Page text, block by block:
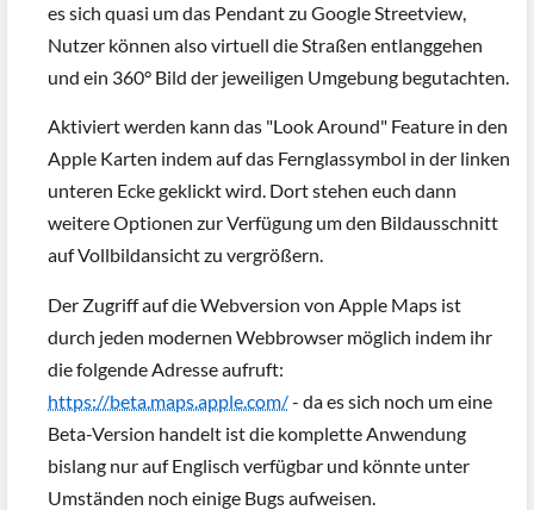
es sich quasi um das Pendant zu Google Streetview,
Nutzer können also virtuell die Straßen entlanggehen
und ein 360° Bild der jeweiligen Umgebung begutachten.
Aktiviert werden kann das "Look Around" Feature in den
Apple Karten indem auf das Fernglassymbol in der linken
unteren Ecke geklickt wird. Dort stehen euch dann
weitere Optionen zur Verfügung um den Bildausschnitt
auf Vollbildansicht zu vergrößern.
Der Zugriff auf die Webversion von Apple Maps ist
durch jeden modernen Webbrowser möglich indem ihr
die folgende Adresse aufruft:
https://beta.maps.apple.com/- da es sich noch um eine
Beta-Version handelt ist die komplette Anwendung
bislang nur auf Englisch verfügbar und könnte unter
Umständen noch einige Bugs aufweisen.